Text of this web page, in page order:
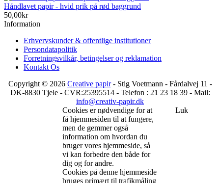
Håndlavet papir - hvid prik på rød baggrund
50,00kr
Information
Erhvervskunder & offentlige institutioner
Persondatapolitik
Forretningsvilkår, betingelser og reklamation
Kontakt Os
Copyright © 2026 Creative papir- Stig Voetmann - Fårdalvej 11 -
DK-8830 Tjele - CVR:25395514 - Telefon : 21 23 18 39 - Mail:
info@creativ-papir.dk
Cookies er nødvendige for at
få hjemmesiden til at fungere,
men de gemmer også
information om hvordan du
bruger vores hjemmeside, så
vi kan forbedre den både for
dig og for andre.
Cookies på denne hjemmeside
bruges primært til trafikmåling
Luk